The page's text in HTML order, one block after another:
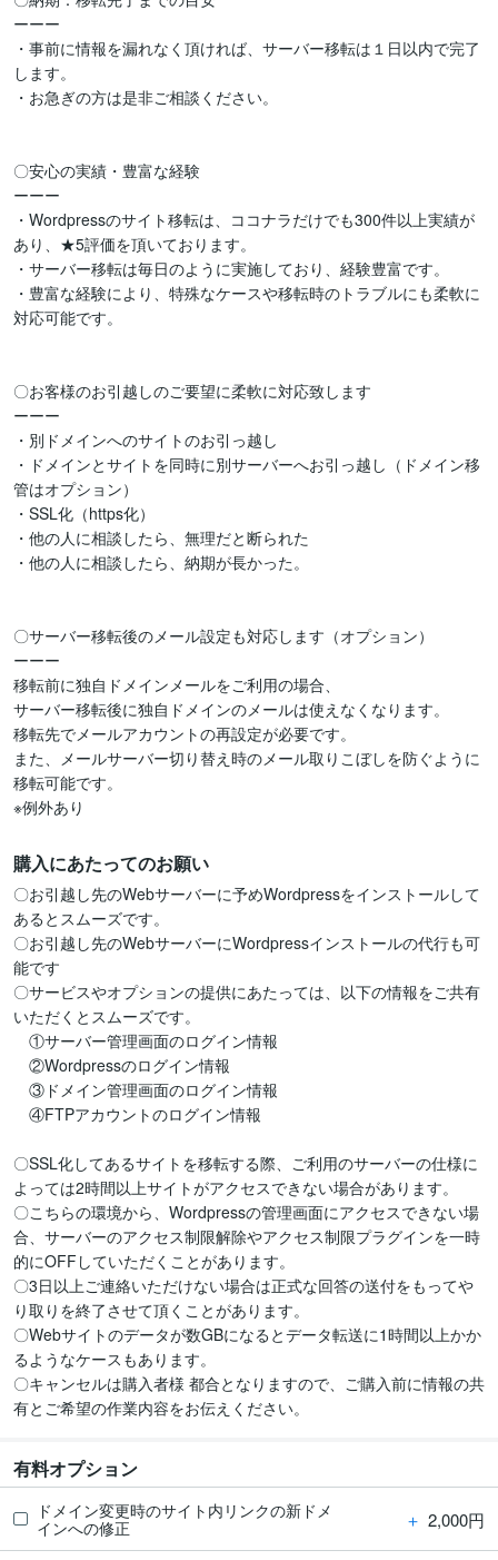
ーーー
・事前に情報を漏れなく頂ければ、サーバー移転は１日以内で完了
します。
・お急ぎの方は是非ご相談ください。
〇安心の実績・豊富な経験
ーーー
・Wordpressのサイト移転は、ココナラだけでも300件以上実績が
あり、★5評価を頂いております。
・サーバー移転は毎日のように実施しており、経験豊富です。
・豊富な経験により、特殊なケースや移転時のトラブルにも柔軟に
対応可能です。
〇お客様のお引越しのご要望に柔軟に対応致します
ーーー
・別ドメインへのサイトのお引っ越し
・ドメインとサイトを同時に別サーバーへお引っ越し（ドメイン移
管はオプション）
・SSL化（https化）
・他の人に相談したら、無理だと断られた
・他の人に相談したら、納期が長かった。
〇サーバー移転後のメール設定も対応します（オプション）
ーーー
移転前に独自ドメインメールをご利用の場合、
サーバー移転後に独自ドメインのメールは使えなくなります。
移転先でメールアカウントの再設定が必要です。
また、メールサーバー切り替え時のメール取りこぼしを防ぐように
移転可能です。
購入にあたってのお願い
〇お引越し先のWebサーバーに予めWordpressをインストールして
あるとスムーズです。
〇お引越し先のWebサーバーにWordpressインストールの代行も可
能です
〇サービスやオプションの提供にあたっては、以下の情報をご共有
いただくとスムーズです。
①サーバー管理画面のログイン情報
②Wordpressのログイン情報
③ドメイン管理画面のログイン情報
④FTPアカウントのログイン情報
〇SSL化してあるサイトを移転する際、ご利用のサーバーの仕様に
よっては2時間以上サイトがアクセスできない場合があります。
〇こちらの環境から、Wordpressの管理画面にアクセスできない場
合、サーバーのアクセス制限解除やアクセス制限プラグインを一時
的にOFFしていただくことがあります。
〇3日以上ご連絡いただけない場合は正式な回答の送付をもってや
り取りを終了させて頂くことがあります。
〇Webサイトのデータが数GBになるとデータ転送に1時間以上かか
るようなケースもあります。
〇キャンセルは購入者様 都合となりますので、ご購入前に情報の共
有とご希望の作業内容をお伝えください。
有料オプション
ドメイン変更時のサイト内リンクの新ドメ
インへの修正
＋ 2,000円